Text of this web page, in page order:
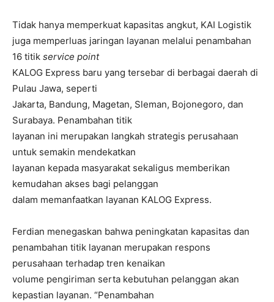
Tidak hanya memperkuat kapasitas angkut, KAI Logistik
juga memperluas jaringan layanan melalui penambahan
16 titik service point
KALOG Express baru yang tersebar di berbagai daerah di
Pulau Jawa, seperti
Jakarta, Bandung, Magetan, Sleman, Bojonegoro, dan
Surabaya. Penambahan titik
layanan ini merupakan langkah strategis perusahaan
untuk semakin mendekatkan
layanan kepada masyarakat sekaligus memberikan
kemudahan akses bagi pelanggan
dalam memanfaatkan layanan KALOG Express.
Ferdian menegaskan bahwa peningkatan kapasitas dan
penambahan titik layanan merupakan respons
perusahaan terhadap tren kenaikan
volume pengiriman serta kebutuhan pelanggan akan
kepastian layanan. “Penambahan